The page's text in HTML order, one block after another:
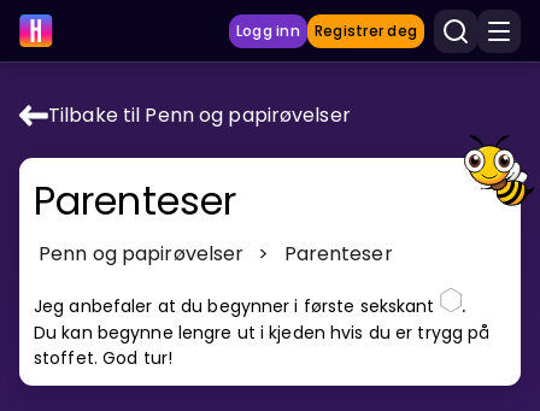
Logg inn Registrer deg
Læreplan
Privatundervisning
SPILL
Tilbake til Penn og papirøvelser
Parenteser
Penn og papirøvelser > Parenteser
Jeg anbefaler at du begynner i første sekskant .
Du kan begynne lengre ut i kjeden hvis du er trygg på
stoffet. God tur!